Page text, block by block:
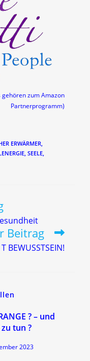
zum Amazon
Partnerprogramm)
ERWÄRMER,
, SEELE,
Beitrag
BEWUSSTSEIN!
? – und
tun ?
2023